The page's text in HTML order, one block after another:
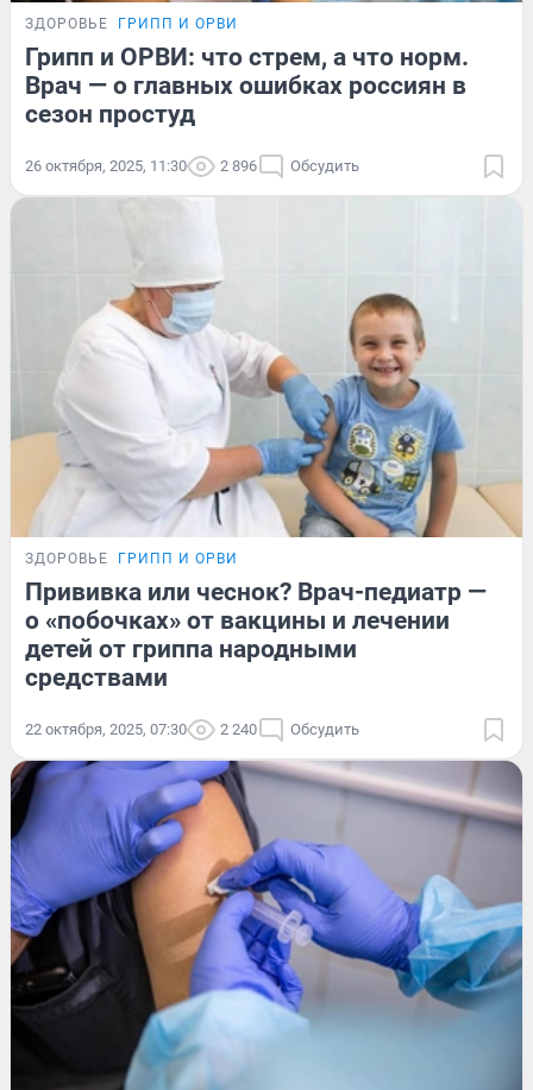
ЗДОРОВЬЕ ГРИПП И ОРВИ
Грипп и ОРВИ: что стрем, а что норм.
Врач — о главных ошибках россиян в
сезон простуд
26 октября, 2025, 11:30 2 896 Обсудить
ЗДОРОВЬЕ ГРИПП И ОРВИ
Прививка или чеснок? Врач-педиатр —
о «побочках» от вакцины и лечении
детей от гриппа народными
средствами
22 октября, 2025, 07:30 2 240 Обсудить